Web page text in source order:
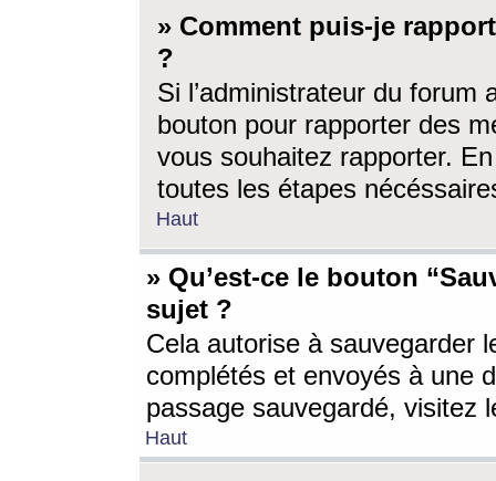
» Comment puis-je
?
Si l’administrateur du forum
bouton pour rapporter des
vous souhaitez rapporter.
toutes les étapes
Haut
» Qu’est-ce le bouton
sujet ?
Cela autorise à sauvegarder
complétés et envoyés à une
passage sauvegardé, visitez
Haut